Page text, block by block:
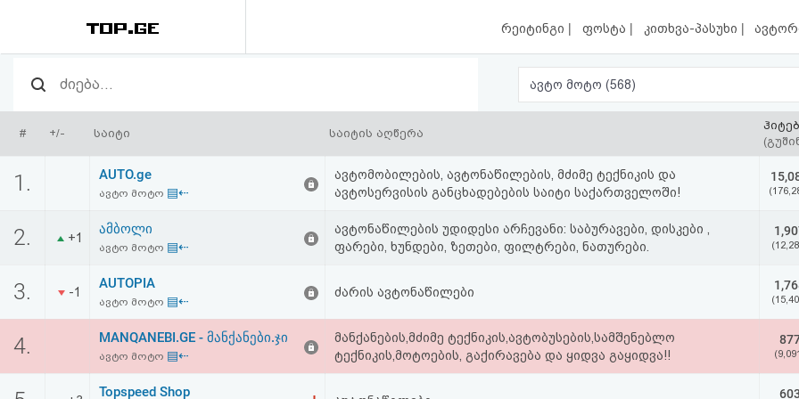
რეიტინგი | ფოსტა | კითხვა-პასუხი |
რეიტინგი
(მთავარი)
ფოსტა
პასუხი
ავტორიზაცია
რეგისტრაცია
პაროლის
ავტო მოტო (568)
# +/- საიტი საიტის აღწერა
1. AUTO.ge
ავტო მოტო ▤⇠
ავტომობილების, ავტონაწილების, მძიმე ტექნიკის და
ავტოსერვისის განცხადებების საიტი საქართველოში!
2. +1
ამბოლი
ავტო მოტო ▤⇠
ავტონაწილების უდიდესი არჩევანი: საბურავები, დისკები ,
ფარები, ხუნდები, ზეთები, ფილტრები, ნათურები.
3. -1
AUTOPIA
ავტო მოტო ▤⇠
ძარის ავტონაწილები
4. MANQANEBI.GE - მანქანები.ჯი
ავტო მოტო ▤⇠
მანქანების,მძიმე ტექნიკის,ავტობუსების,სამშენებლო
ტექნიკის,მოტოების, გაქირავება და ყიდვა გაყიდვა!!
Topspeed Shop